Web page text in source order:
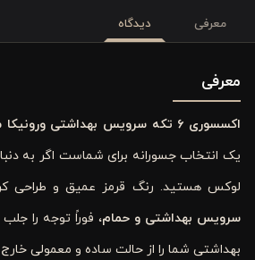
معرفی دیدگاه
معرفی
اکسسوری ۶ تکه سرویس بهداشتی ورونیکا مدل VALERIO RED قرمز
یک انتخاب جسورانه برای شماست اگر به
لوکس هستید. رنگ قرمز عمیق و طراحی
سرویس بهداشتی و حمام، فوراً توجه را
بهداشتی شما را از حالت ساده و معمولی